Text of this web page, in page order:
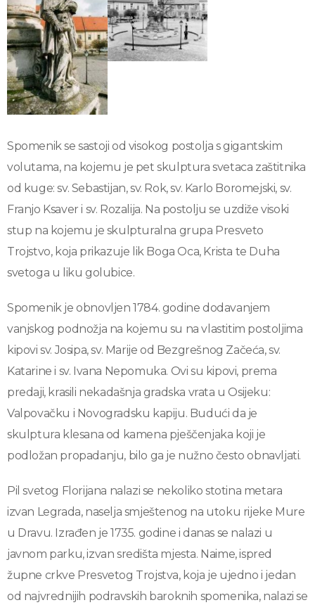
Spomenik se sastoji od visokog postolja s gigantskim
volutama, na kojemu je pet skulptura svetaca zaštitnika
od kuge: sv. Sebastijan, sv. Rok, sv. Karlo Boromejski, sv.
Franjo Ksaver i sv. Rozalija. Na postolju se uzdiže visoki
stup na kojemu je skulpturalna grupa Presveto
Trojstvo, koja prikazuje lik Boga Oca, Krista te Duha
svetoga u liku golubice.
Spomenik je obnovljen 1784. godine dodavanjem
vanjskog podnožja na kojemu su na vlastitim postoljima
kipovi sv. Josipa, sv. Marije od Bezgrešnog Začeća, sv.
Katarine i sv. Ivana Nepomuka. Ovi su kipovi, prema
predaji, krasili nekadašnja gradska vrata u Osijeku:
Valpovačku i Novogradsku kapiju. Budući da je
skulptura klesana od kamena pješčenjaka koji je
podložan propadanju, bilo ga je nužno često obnavljati.
Pil svetog Florijana nalazi se nekoliko stotina metara
izvan Legrada, naselja smještenog na utoku rijeke Mure
u Dravu. Izrađen je 1735. godine i danas se nalazi u
javnom parku, izvan središta mjesta. Naime, ispred
župne crkve Presvetog Trojstva, koja je ujedno i jedan
od najvrednijih podravskih baroknih spomenika, nalazi se